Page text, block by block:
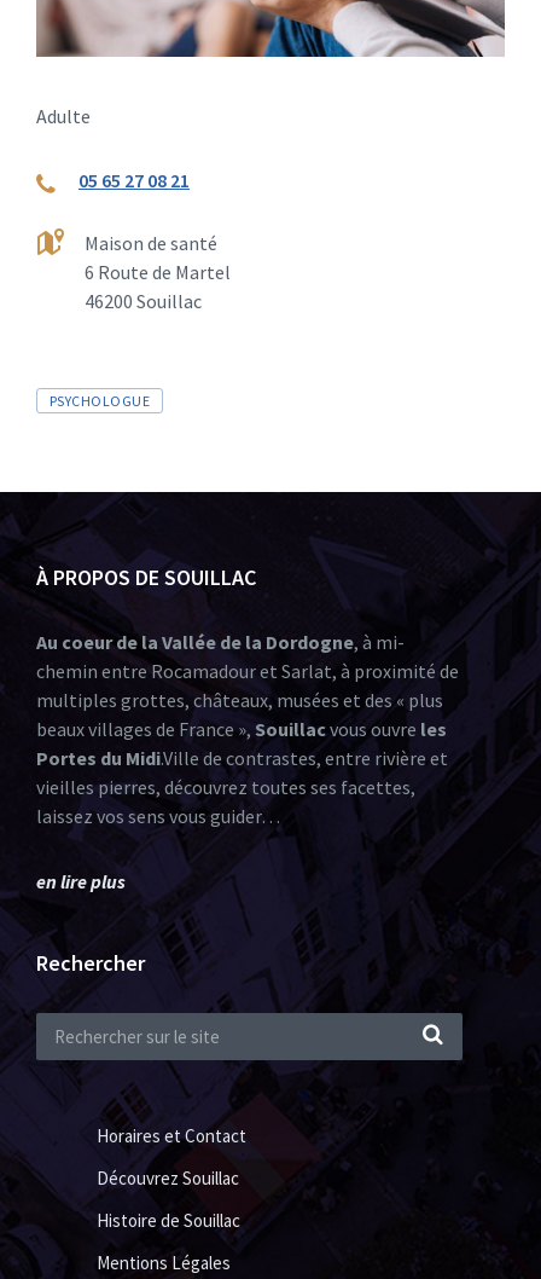
Adulte
05 65 27 08 21
Maison de santé
6 Route de Martel
46200 Souillac
PSYCHOLOGUE
À PROPOS DE SOUILLAC
Au coeur de la Vallée de la Dordogne, à mi-
chemin entre Rocamadour et Sarlat, à proximité de
multiples grottes, châteaux, musées et des « plus
beaux villages de France », Souillacvous ouvre les
Portes du Midi.Ville de contrastes, entre rivière et
vieilles pierres, découvrez toutes ses facettes,
laissez vos sens vous guider…
en lire plus
Rechercher
Horaires et Contact
Découvrez Souillac
Histoire de Souillac
Mentions Légales